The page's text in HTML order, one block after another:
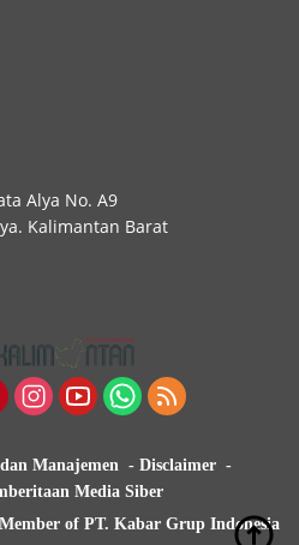
Alya No. A9
Kalimantan Barat
Manajemen
Disclaimer
Media Siber
of PT. Kabar Grup Indonesia